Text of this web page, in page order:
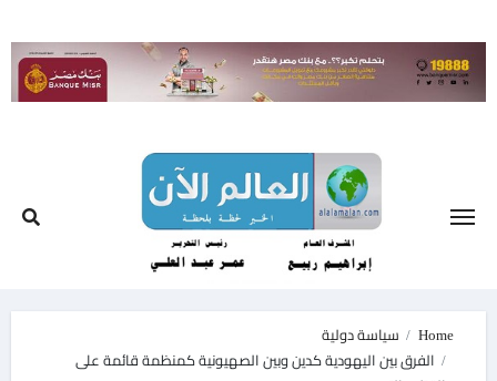
to
content
Home
سياسة دولية
الفرق بين اليهودية كدين وبين الصهيونية كمنظمة قائمة على